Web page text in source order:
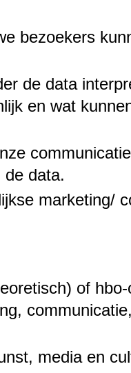
bezoekers
de data
en wat
de data.
marketing/
of hbo-
media en